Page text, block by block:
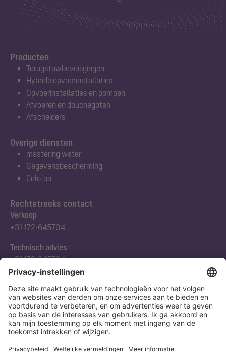
Producten
Terugstuwbeveiligingen
Hybride opvoerinstallaties
Opvoerinstallaties en pompen
Afvoeren en douchegoten
Afscheiders
Rechtstreeks contact
Verkoop
+31 172-645704
Technisch advies
+31 172-645704
Abonneert u zich op onze nieuwsbrief
Nu aanmelden
Overige diensten
mastering water
Gegevensbescherming
Colofon